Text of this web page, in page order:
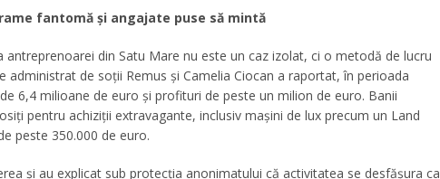
fantomă și angajate puse să mintă
din Satu Mare nu este un caz izolat, ci o metodă de lucru
administrat de soții Remus și Camelia Ciocan a raportat, în perioada
6,4 milioane de euro și profituri de peste un milion de euro. Banii
pentru achiziții extravagante, inclusiv mașini de lux precum un Land
peste 350.000 de euro.
și au explicat sub protecția anonimatului că activitatea se desfășura ca